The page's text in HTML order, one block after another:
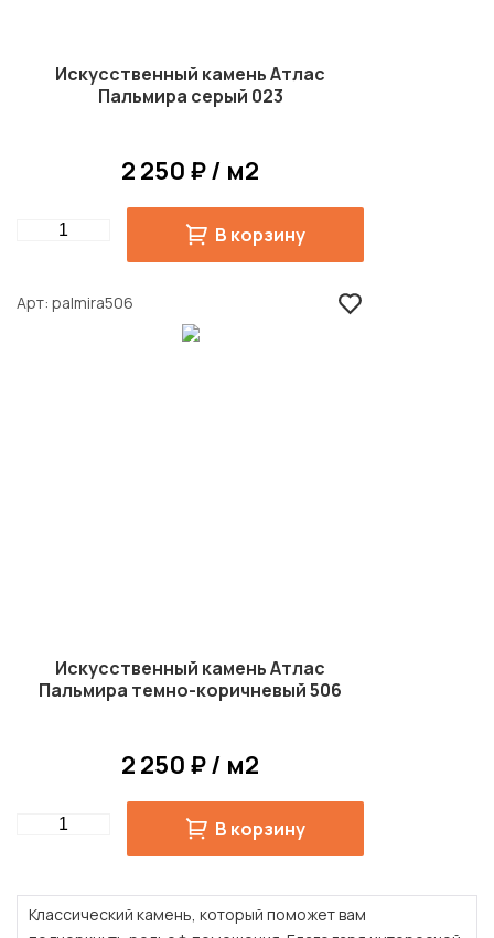
Искусственный камень Атлас
Пальмира серый 023
2 250 ₽ / м2
Quantity В корзину
Арт palmira506
Искусственный камень Атлас
Пальмира темно-коричневый 506
2 250 ₽ / м2
Quantity В корзину
Классический камень, который поможет вам